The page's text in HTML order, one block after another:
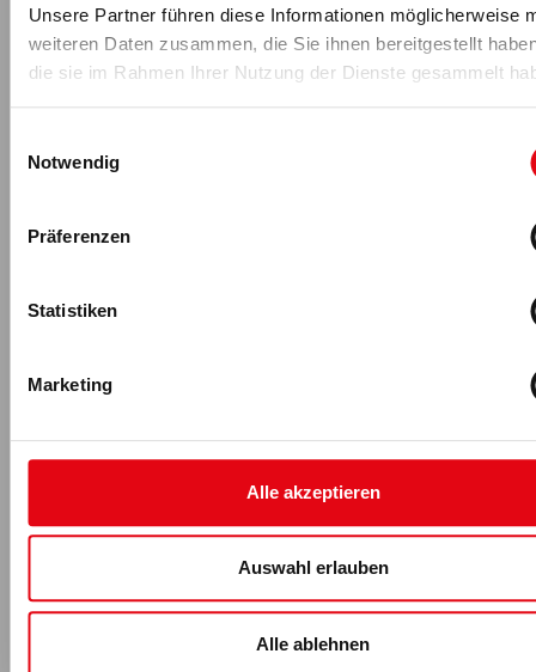
Unsere Partner führen diese Informationen möglicherweise
weiteren Daten zusammen, die Sie ihnen bereitgestellt
die sie im Rahmen Ihrer Nutzung der Dienste gesammelt
Notwendig
Präferenzen
Statistiken
Marketing
Alle akzeptieren
Auswahl erlauben
Alle ablehnen
Frage: Würdest du auch trainieren, wenn niemand
zusieht?
Wenn die Antwort „Ja“ lautet, geht es nicht um
Für fitness MANAGEMENT berichtet